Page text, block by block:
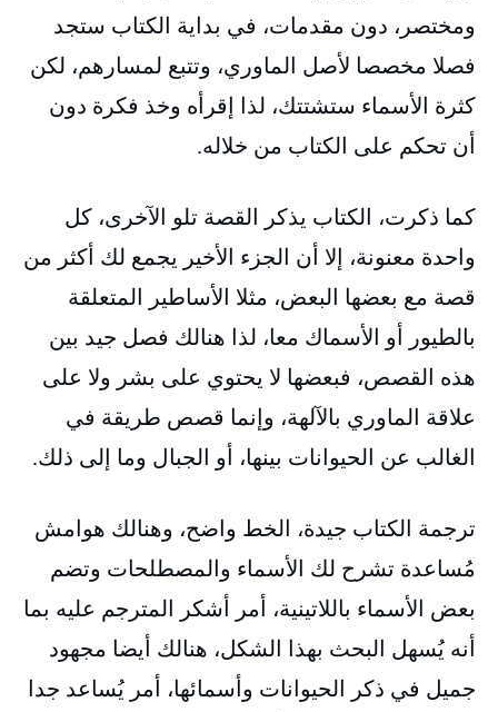
ومختصر، دون مقدمات، في بداية الكتاب ستجد
فصلا مخصصا لأصل الماوري، وتتبع لمسارهم، لكن
كثرة الأسماء ستشتتك، لذا إقرأه وخذ فكرة دون
أن تحكم على الكتاب من خلاله.
كما ذكرت، الكتاب يذكر القصة تلو الآخرى، كل
واحدة معنونة، إلا أن الجزء الأخير يجمع لك أكثر من
قصة مع بعضها البعض، مثلا الأساطير المتعلقة
بالطيور أو الأسماك معا، لذا هنالك فصل جيد بين
هذه القصص، فبعضها لا يحتوي على بشر ولا على
علاقة الماوري بالآلهة، وإنما قصص طريقة في
الغالب عن الحيوانات بينها، أو الجبال وما إلى ذلك.
ترجمة الكتاب جيدة، الخط واضح، وهنالك هوامش
مُساعدة تشرح لك الأسماء والمصطلحات وتضم
بعض الأسماء باللاتينية، أمر أشكر المترجم عليه بما
أنه يُسهل البحث بهذا الشكل، هنالك أيضا مجهود
جميل في ذكر الحيوانات وأسمائها، أمر يُساعد جدا